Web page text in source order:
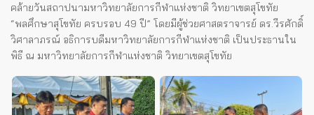
คล้ายวันสถาปนามหาวิทยาลัยการกีฬาแห่งชาติ วิทยาเขตสุโขทัย
“พลศึกษาสุโขทัย ครบรอบ 49 ปี” โดยมีผู้ช่วยศาสตราจารย์ ดร.วีรศักดิ์
วิศาลาภรณ์ อธิการบดีมหาวิทยาลัยการกีฬาแห่งชาติ เป็นประธานใน
พิธี ณ มหาวิทยาลัยการกีฬาแห่งชาติ วิทยาเขตสุโขทัย